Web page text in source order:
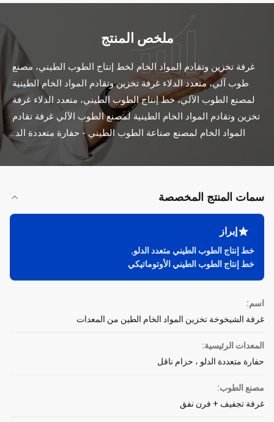
ملخص المنتج
لمصنع الطوب الآلي، خط إنتاج الطوب الطيني، متعدد الدلاء غرفة
المواد الخام لمصنع صناعة الطوب الطيني - حفارة متعددة الد...
سمات المنتج المخصصة
إبراز
خط إنتاج الطوب الطيني متعدد الدلو,
خط إنتاج الطوب الطيني الأوتوماتيكي
اسم:
غرفة الشيخوخة تخزين المواد الخام الطين من المعدات
المعدات الرئيسية:
حفارة متعددة الدلو ، حزام ناقل
مصنع الطوب:
غرفة تجفيف + فرن نفق